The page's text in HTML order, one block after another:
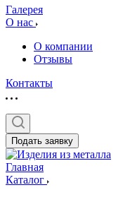
Галерея
О нас
О компании
Отзывы
Контакты
Подать заявку
Главная
Каталог